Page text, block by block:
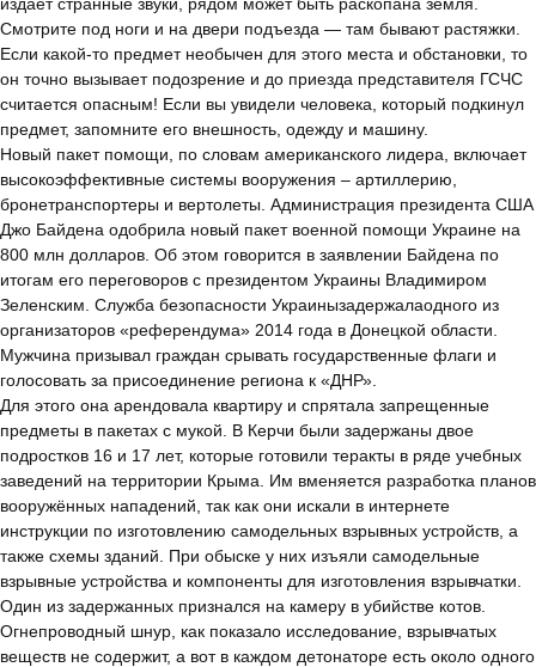
Смотрите под ноги и на двери подъезда — там бывают растяжки.
Если какой-то предмет необычен для этого места и обстановки, то
он точно вызывает подозрение и до приезда представителя ГСЧС
считается опасным! Если вы увидели человека, который подкинул
предмет, запомните его внешность, одежду и машину.
Новый пакет помощи, по словам американского лидера, включает
высокоэффективные системы вооружения – артиллерию,
бронетранспортеры и вертолеты. Администрация президента США
Джо Байдена одобрила новый пакет военной помощи Украине на
800 млн долларов. Об этом говорится в заявлении Байдена по
итогам его переговоров с президентом Украины Владимиром
Зеленским. Служба безопасности Украинызадержалаодного из
организаторов «референдума» 2014 года в Донецкой области.
Мужчина призывал граждан срывать государственные флаги и
голосовать за присоединение региона к «ДНР».
Для этого она арендовала квартиру и спрятала запрещенные
предметы в пакетах с мукой. В Керчи были задержаны двое
подростков 16 и 17 лет, которые готовили теракты в ряде учебных
заведений на территории Крыма. Им вменяется разработка планов
вооружённых нападений, так как они искали в интернете
инструкции по изготовлению самодельных взрывных устройств, а
также схемы зданий. При обыске у них изъяли самодельные
взрывные устройства и компоненты для изготовления взрывчатки.
Один из задержанных признался на камеру в убийстве котов.
Огнепроводный шнур, как показало исследование, взрывчатых
веществ не содержит, а вот в каждом детонаторе есть около одного